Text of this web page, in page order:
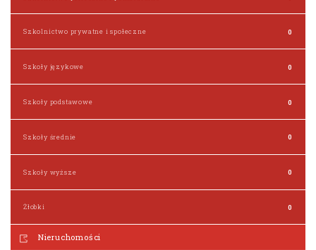
Szkolnictwo prywatne i społeczne 0
Szkoły językowe 0
Szkoły podstawowe 0
Szkoły średnie 0
Szkoły wyższe 0
Żłobki 0
Nieruchomości